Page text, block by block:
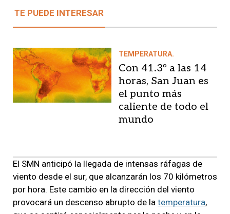
TE PUEDE INTERESAR
TEMPERATURA.
Con 41.3º a las 14
horas, San Juan es
el punto más
caliente de todo el
mundo
El SMN anticipó la llegada de intensas ráfagas de
viento desde el sur, que alcanzarán los 70 kilómetros
por hora. Este cambio en la dirección del viento
provocará un descenso abrupto de la temperatura,